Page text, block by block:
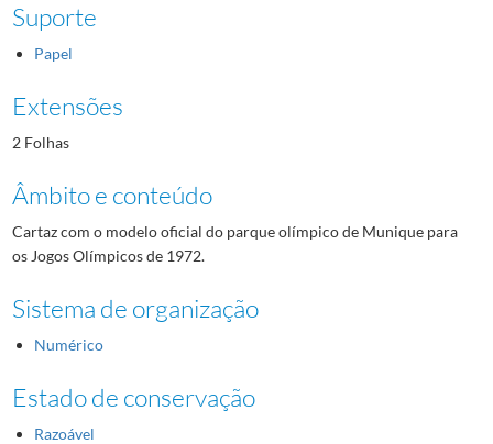
Suporte
Papel
Extensões
2 Folhas
Âmbito e conteúdo
Cartaz com o modelo oficial do parque olímpico de Munique para
os Jogos Olímpicos de 1972.
Sistema de organização
Numérico
Estado de conservação
Razoável